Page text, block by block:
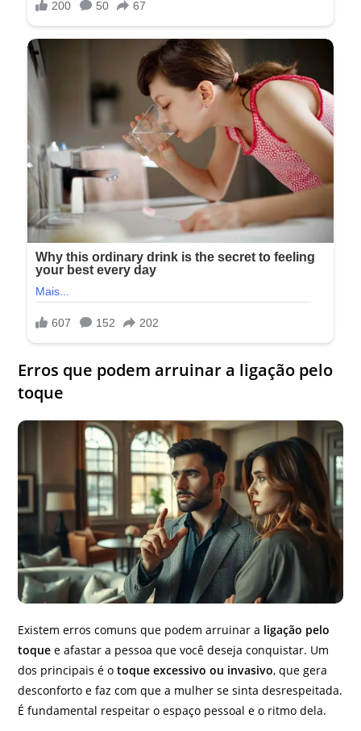
Erros que podem arruinar a ligação pelo
toque
Existem erros comuns que podem arruinar a ligação pelo
toque e afastar a pessoa que você deseja conquistar. Um
dos principais é otoque excessivo ou invasivo, que gera
desconforto e faz com que a mulher se sinta desrespeitada.
É fundamental respeitar o espaço pessoal e o ritmo dela.